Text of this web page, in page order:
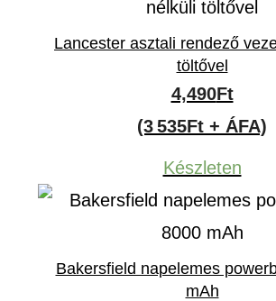
Lancester asztali rendező
töltővel
4,490Ft
(3 535Ft + ÁFA)
Készleten
Bakersfield napelemes
mAh